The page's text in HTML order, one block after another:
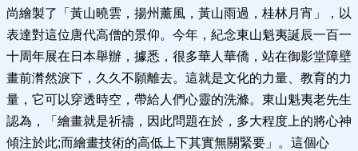
尚繪製了「黃山曉雲，揚州薰風，黃山雨過，桂林月宵」，以
表達對這位唐代高僧的景仰。今年，紀念東山魁夷誕辰一百一
十周年展在日本舉辦，據悉，很多華人華僑，站在御影堂障壁
畫前潸然淚下，久久不願離去。這就是文化的力量、教育的力
量，它可以穿透時空，帶給人們心靈的洗滌。東山魁夷老先生
認為，「繪畫就是祈禱，因此問題在於，多大程度上的將心神
傾注於此;而繪畫技術的高低上下其實無關緊要」。這個心